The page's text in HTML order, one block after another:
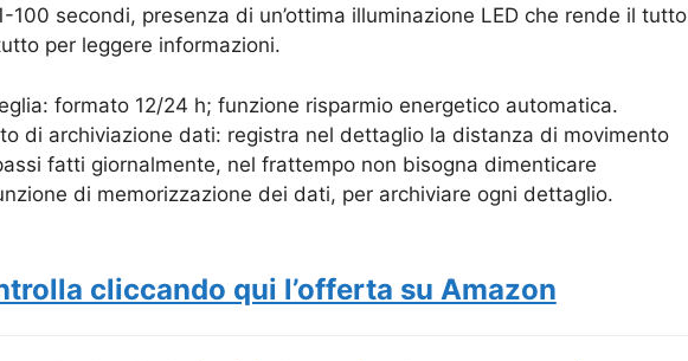
100 secondi, presenza di un’ottima illuminazione LED che rende il tutto
per leggere informazioni.
formato 12/24 h; funzione risparmio energetico automatica.
di archiviazione dati: registra nel dettaglio la distanza di movimento
fatti giornalmente, nel frattempo non bisogna dimenticare
di memorizzazione dei dati, per archiviare ogni dettaglio.
cliccando qui l’offerta su Amazon